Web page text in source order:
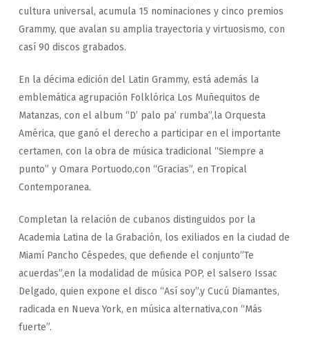
cultura universal, acumula 15 nominaciones y cinco premios
Grammy, que avalan su amplia trayectoria y virtuosismo, con
casí 90 discos grabados.
En la décima edición del Latin Grammy, está además la
emblemática agrupación Folklórica Los Muñequitos de
Matanzas, con el album “D’ palo pa’ rumba”,la Orquesta
América, que ganó el derecho a participar en el importante
certamen, con la obra de música tradicional “Siempre a
punto” y Omara Portuodo,con “Gracias”, en Tropical
Contemporanea.
Completan la relación de cubanos distinguidos por la
Academia Latina de la Grabación, los exiliados en la ciudad de
Miamí Pancho Céspedes, que defiende el conjunto”Te
acuerdas”,en la modalidad de música POP, el salsero Issac
Delgado, quien expone el disco “Así soy”,y Cucú Diamantes,
radicada en Nueva York, en música alternativa,con “Más
fuerte”.